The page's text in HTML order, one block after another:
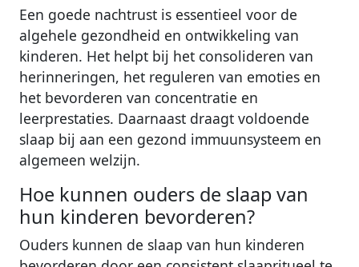
Een goede nachtrust is essentieel voor de
algehele gezondheid en ontwikkeling van
kinderen. Het helpt bij het consolideren van
herinneringen, het reguleren van emoties en
het bevorderen van concentratie en
leerprestaties. Daarnaast draagt voldoende
slaap bij aan een gezond immuunsysteem en
algemeen welzijn.
Hoe kunnen ouders de slaap van
hun kinderen bevorderen?
Ouders kunnen de slaap van hun kinderen